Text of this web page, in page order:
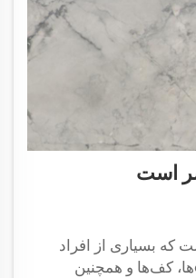
است
که بسیاری از افراد
برای ساخت پ countertopها، کف‌ها و همچنین